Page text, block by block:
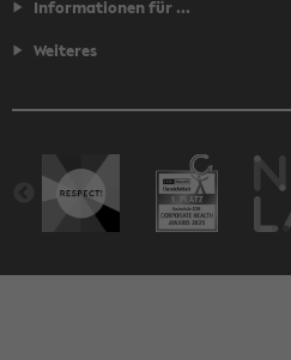
Informationen für ...
Weiteres